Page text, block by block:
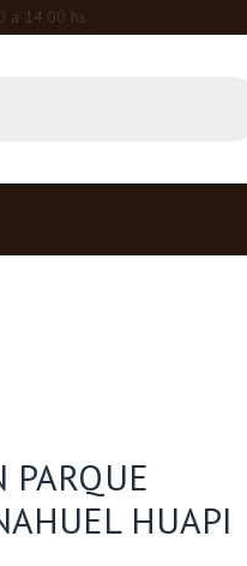
a 14.00 hs
PARQUE
HUAPI